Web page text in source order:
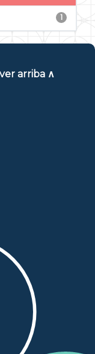
1
arriba ∧